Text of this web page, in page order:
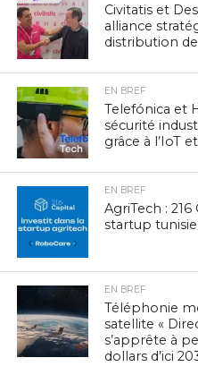
Civitatis et
alliance
distribution de
EN BREF
Telefónica et
sécurité
grâce à l’IoT
EN BREF
AgriTech :
startup
EN BREF
Téléphonie
satellite «
s’apprête à
dollars d’ici